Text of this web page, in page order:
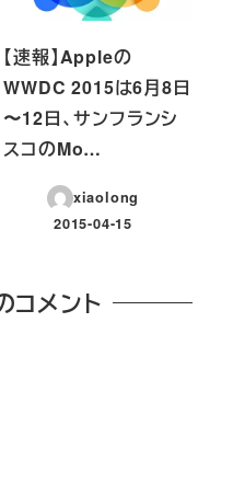
【速報】Appleの
WWDC 2015は6月8日
〜12日、サンフランシ
スコのMo…
xiaolong
投稿日
2015-04-15
コメント